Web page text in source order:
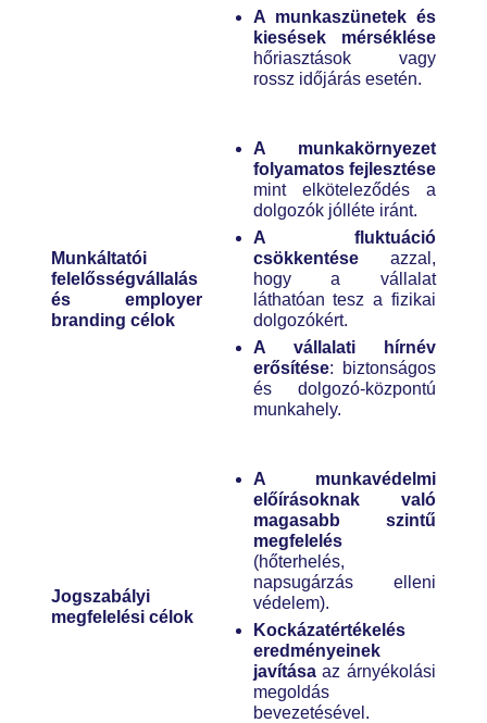
A munkaszünetek és
kiesések mérséklése
hőriasztások vagy
rossz időjárás esetén.
Munkáltatói
felelősségvállalás
és employer
branding célok
A munkakörnyezet
folyamatos fejlesztése
mint elköteleződés a
dolgozók jólléte iránt.
A fluktuáció
csökkentéseazzal,
hogy a vállalat
láthatóan tesz a fizikai
dolgozókért.
A vállalati hírnév
erősítése: biztonságos
és dolgozó-központú
munkahely.
Jogszabályi
megfelelési célok
A munkavédelmi
előírásoknak való
magasabb szintű
megfelelés
(hőterhelés,
napsugárzás elleni
védelem).
Kockázatértékelés
eredményeinek
javításaaz árnyékolási
megoldás
bevezetésével.